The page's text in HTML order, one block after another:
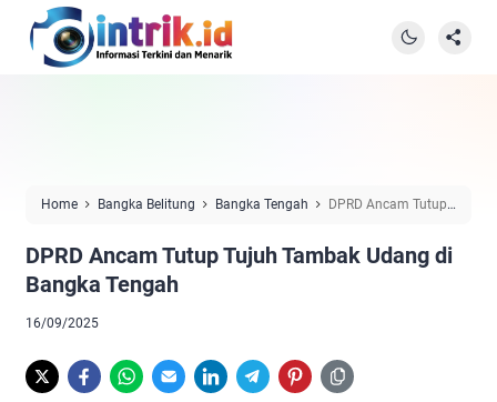
Home Bangka Belitung Bangka Tengah
DPRD Ancam Tutup
DPRD Ancam Tutup Tujuh Tambak Udang di
Bangka Tengah
16/09/2025